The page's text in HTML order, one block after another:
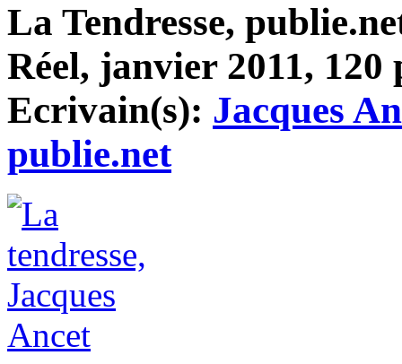
La Tendresse,
Réel, janvier 2011, 120
Ecrivain(s): Jacques
publie.net